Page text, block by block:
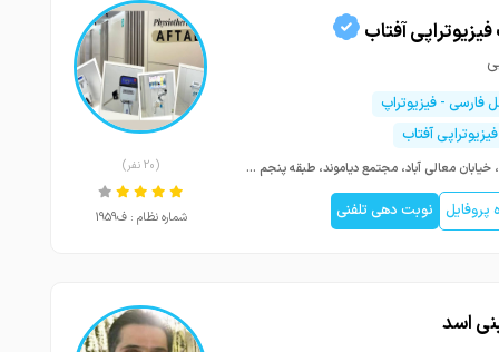
آفتاب
فارسی - فیزیوتراپ
آفتاب
شیراز، خیابان معالی آباد، مجتمع دیاموند، طبقه پنجم واحد 501
نوبت دهی تلفنی
(20 نفر)
شماره نظام : ف1959
اسد